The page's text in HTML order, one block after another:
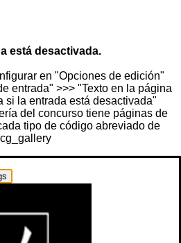
está desactivada.
en "Opciones de edición"
entrada" >>> "Texto en la página
si la entrada está desactivada"
del concurso tiene páginas de
tipo de código abreviado de
cg_gallery